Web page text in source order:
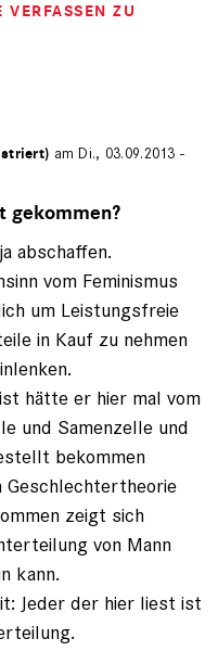
ZU
am Di., 03.09.2013 -
gekommen?
abschaffen.
vom Feminismus
um Leistungsfreie
in Kauf zu nehmen
hätte er hier mal vom
und Samenzelle und
bekommen
Geschlechtertheorie
zeigt sich
von Mann
kann.
Jeder der hier liest ist